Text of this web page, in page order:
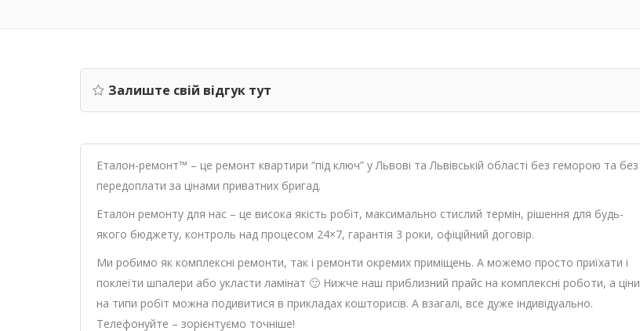
Залиште свій відгук тут
Еталон-ремонт™ – це ремонт квартири “під ключ” у Львові та Львівській області без геморою та без
передоплати за цінами приватних бригад.
Еталон ремонту для нас – це висока якість робіт, максимально стислий термін, рішення для будь-
якого бюджету, контроль над процесом 24×7, гарантія 3 роки, офіційний договір.
Ми робимо як комплексні ремонти, так і ремонти окремих приміщень. А можемо просто приїхати і
поклеїти шпалери або укласти ламінат 🙂 Нижче наш приблизний прайс на комплексні роботи, а ціни
на типи робіт можна подивитися в прикладах кошторисів. А взагалі, все дуже індивідуально.
Телефонуйте – зорієнтуємо точніше!